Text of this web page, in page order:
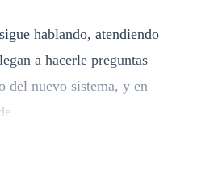
hablando, atendiendo
a hacerle preguntas
del nuevo sistema, y en